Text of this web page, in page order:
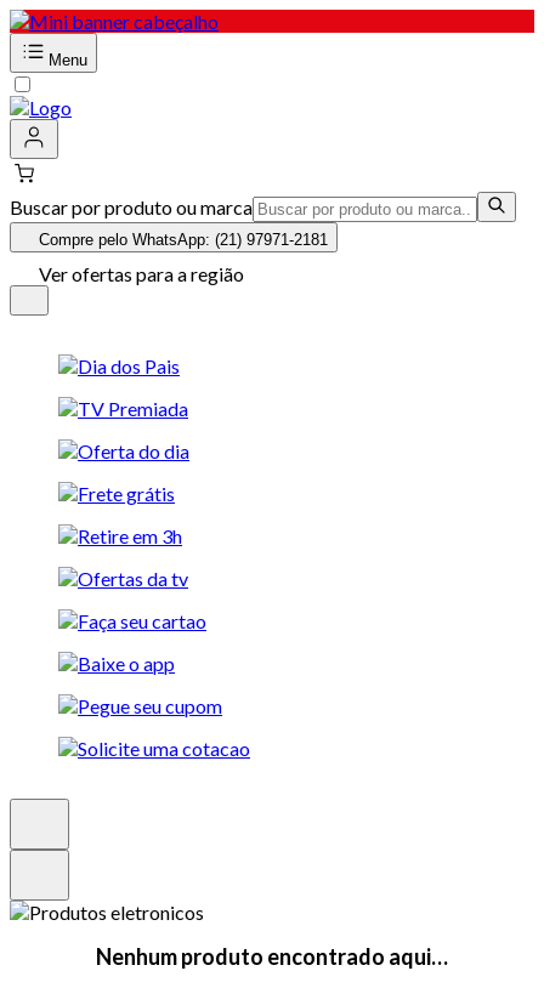
Menu
Buscar por produto ou marca
Compre pelo WhatsApp: (21) 97971-2181
Ver ofertas para a região
Nenhum produto encontrado aqui…